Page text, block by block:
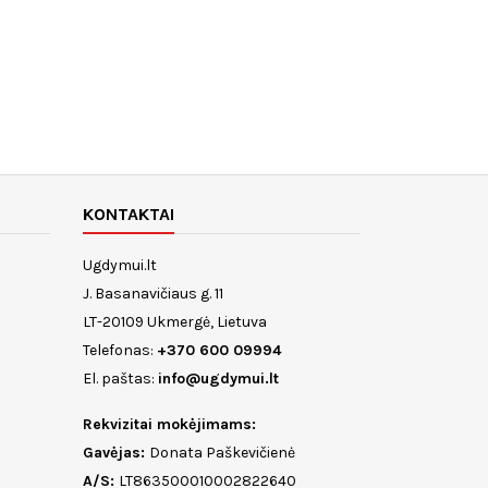
KONTAKTAI
Ugdymui.lt
J. Basanavičiaus g. 11
LT-20109 Ukmergė, Lietuva
Telefonas: +370 600 09994
El. paštas: info@ugdymui.lt
Rekvizitai mokėjimams:
Gavėjas: Donata Paškevičienė
A/S: LT863500010002822640